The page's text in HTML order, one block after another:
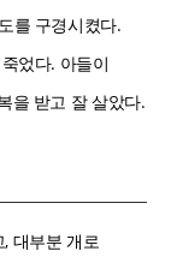
를 구경시켰다.
었다. 아들이
을 받고 잘 살았다.
대부분 개로